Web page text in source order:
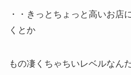
・・きっとちょっと高いお店
くとか
もの凄くちゃちいレベルなん